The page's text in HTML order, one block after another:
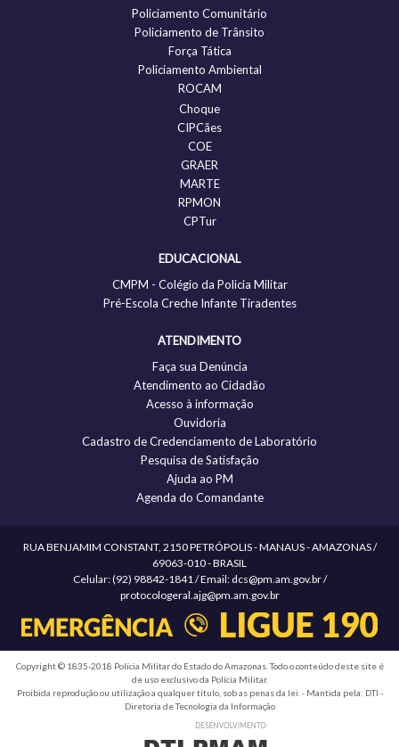
Policiamento Comunitário
Policiamento de Trânsito
Força Tática
Policiamento Ambiental
ROCAM
Choque
CIPCães
COE
GRAER
MARTE
RPMON
CPTur
EDUCACIONAL
CMPM - Colégio da Policia Militar
Pré-Escola Creche Infante Tiradentes
ATENDIMENTO
Faça sua Denúncia
Atendimento ao Cidadão
Acesso à informação
Ouvidoria
Cadastro de Credenciamento de Laboratório
Pesquisa de Satisfação
Ajuda ao PM
Agenda do Comandante
RUA BENJAMIM CONSTANT, 2150 PETRÓPOLIS - MANAUS - AMAZONAS /
69063-010 - BRASIL
Celular: (92) 98842-1841 / Email: dcs@pm.am.gov.br /
protocologeral.ajg@pm.am.gov.br
Copyright © 1835-2018 Polícia Militar do Estado do Amazonas. Todo o conteúdo deste site é
de uso exclusivo da Polícia Militar.
Proibida reprodução ou utilização a qualquer título, sob as penas da lei. - Mantida pela: DTI -
Diretoria de Tecnologia da Informação